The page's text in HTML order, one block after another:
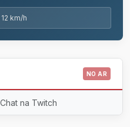
12 km/h
NO AR
na Twitch